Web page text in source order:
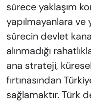
sürece yaklaşım
yapılmayanlara ve
sürecin devlet
alınmadığı
ana strateji,
fırtınasından
sağlamaktır. Türk